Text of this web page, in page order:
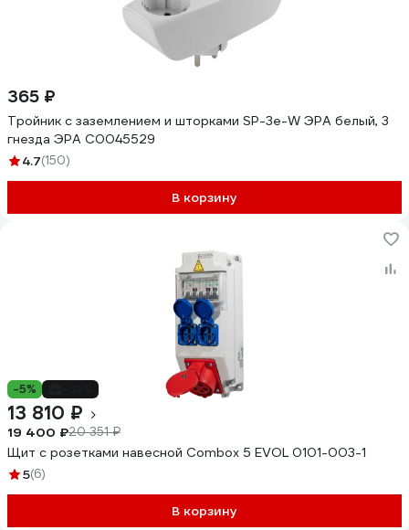
365 ₽
Тройник с заземлением и шторками SP-3e-W ЭРА белый, 3
гнезда ЭРА C0045529
4.7(150)
В корзину
-5%
13 810 ₽
19 400 ₽20 351 ₽
Щит с розетками навесной Combox 5 EVOL 0101-003-1
5(6)
В корзину